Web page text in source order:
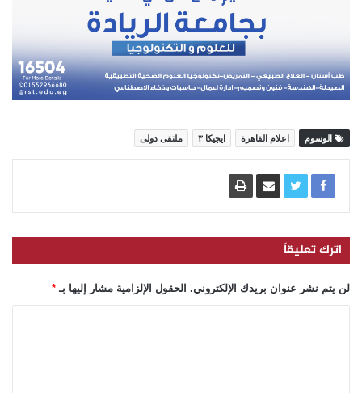
الوسوم اعلام القاهرة ايجيكا ٣ ملتقى دولى
اترك تعليقاً
لن يتم نشر عنوان بريدك الإلكتروني. الحقول الإلزامية مشار إليها بـ *